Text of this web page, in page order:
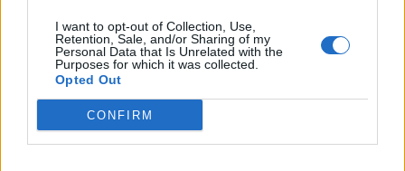
I want to opt-out of Collection, Use,
Retention, Sale, and/or Sharing of my
Personal Data that Is Unrelated with the
Purposes for which it was collected.
Opted Out
CONFIRM
Δείτε αυτή τη δημοσίευση στο Instagram.